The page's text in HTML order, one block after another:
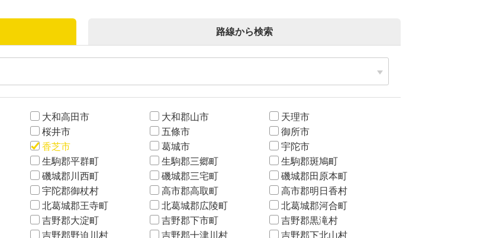
路線から検索
大和高田市 大和郡山市
天理市
桜井市 五條市
御所市
香芝市 葛城市
宇陀市
生駒郡平群町 生駒郡三郷町
生駒郡斑鳩町
磯城郡川西町 磯城郡三宅町
磯城郡田原本町
宇陀郡御杖村 高市郡高取町
高市郡明日香村
北葛城郡王寺町 北葛城郡広陵町
北葛城郡河合町
吉野郡大淀町 吉野郡下市町
吉野郡黒滝村
吉野郡野迫川村 吉野郡十津川村
吉野郡下北山村